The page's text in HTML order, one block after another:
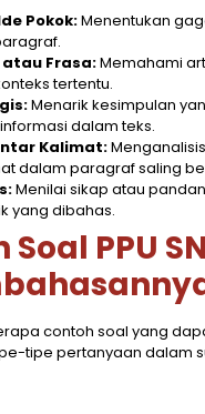
Pokok:Menentukan
Frasa:Memahami
tertentu.
Menarik kesimpulan
dalam teks.
Kalimat:
dalam paragraf saling
Menilai sikap atau
yang dibahas.​
PPU
contoh soal yang
tipe pertanyaan dalam